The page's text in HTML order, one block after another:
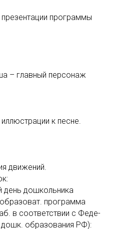
программы
– главный персонаж
к песне.
движений.
день дошкольника
программа
в соответствии с Феде­
образования РФ):